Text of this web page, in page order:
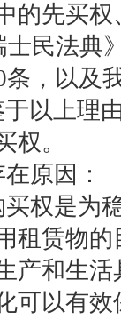
的先买权
民法典
条，以及
以上理
权。
原因：
买权是为
租赁物
产和生
可以有